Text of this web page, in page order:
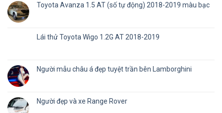
Toyota Avanza 1.5 AT (số tự động) 2018-2019 màu bạc
Lái thử Toyota Wigo 1.2G AT 2018-2019
Người mẫu châu á đẹp tuyệt trần bên Lamborghini
Người đẹp và xe Range Rover